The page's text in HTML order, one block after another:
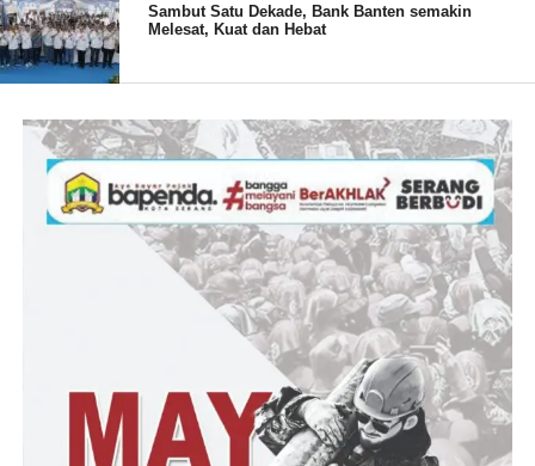
mewujudkan Indonesia sebagai produsen ikan hias nomor 1 di
dunia. Perlunya pembentukan lembaga negara yang menaungi
penanganan persampahan nasional merupakan salah satu solusi
magot di Indonesia.
Hari kedua IMAGO Fair ditutup dengan kegiatan pasar digital
ikan hias yang menjadi inovasi terbaru Balai Ikan Hias untuk
memfasilitasi para penghobi ikan hias dalam mendapatkan
koleksi terbaik tanpa harus hadir secara fisik. Peserta lelang
dapat mengikuti proses lelang secara online melalui platform
digital Instagram. Lebih dari 40 ikan hias eksotik, termasuk Ikan
Hias KoI Showa, Chana, Mas Koki, dan Arwana Super Red,
dipamerkan dengan detail yang lengkap, memudahkan para
Sambut Satu Dekade, Bank Banten semakin
Melesat, Kuat dan Hebat